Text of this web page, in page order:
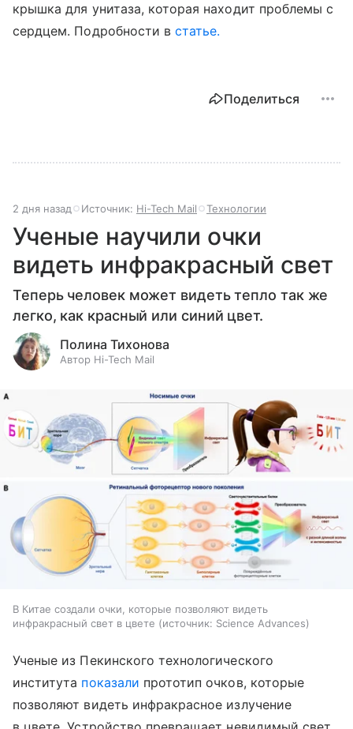
крышка для унитаза, которая находит проблемы с
сердцем. Подробности встатье.
Поделиться
2 дня назад Источник: Hi-Tech Mail Технологии
Ученые научили очки
видеть инфракрасный свет
Теперь человек может видеть тепло так же
легко, как красный или синий цвет.
Полина Тихонова
Автор Hi-Tech Mail
В Китае создали очки, которые позволяют видеть
инфракрасный свет в цвете
источник: Science Advances
Ученые из Пекинского технологического
института показали прототип очков, которые
позволяют видеть инфракрасное излучение